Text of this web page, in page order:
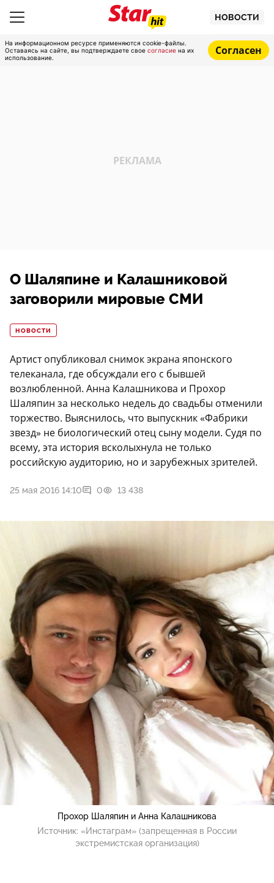
НОВОСТИ
На информационном ресурсе применяются cookie-файлы.
Оставаясь на сайте, вы подтверждаете свое согласие на их
использование.
Согласен
О Шаляпине и Калашниковой
заговорили мировые СМИ
НОВОСТИ
Артист опубликовал снимок экрана японского
телеканала, где обсуждали его с бывшей
возлюбленной. Анна Калашникова и Прохор
Шаляпин за несколько недель до свадьбы отменили
торжество. Выяснилось, что выпускник «Фабрики
звезд» не биологический отец сыну модели. Судя по
всему, эта история всколыхнула не только
российскую аудиторию, но и зарубежных зрителей.
25 мая 2016 14:10 0 13 438
Прохор Шаляпин и Анна Калашникова
Источник: «Инстаграм» (запрещенная в России
экстремистская организация)